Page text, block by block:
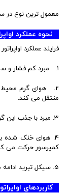
معمول ترین نوع
نحوه عملکرد
فرایند عملکرد
1. مبرد کم فشار و سرد از طریق شیر انبساط وارد اواپراتور می شود.
2. هوای گرم محیط
منتقل می کند.
3. مبرد با جذب این گرما تبخیر شده و به بخار تبدیل می شود.
4. هوای خنک شده
کمپرسور حرکت می
5. سیکل تبرید ادامه می یابد…
کاربردهای